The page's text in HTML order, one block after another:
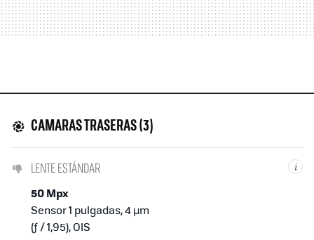
CAMARAS TRASERAS (3)
i
LENTE ESTÁNDAR
50 Mpx
Sensor 1 pulgadas, 4 µm
(ƒ / 1,95), OIS